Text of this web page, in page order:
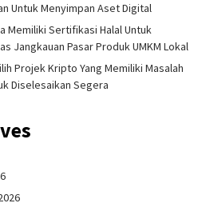
Untuk Menyimpan Aset Digital
Memiliki Sertifikasi Halal Untuk
Jangkauan Pasar Produk UMKM Lokal
Projek Kripto Yang Memiliki Masalah
Diselesaikan Segera